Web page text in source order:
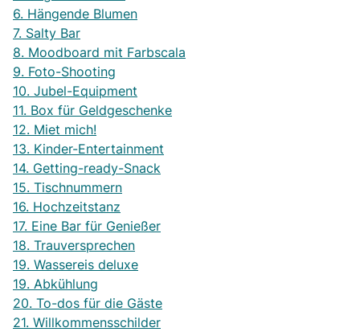
6. Hängende Blumen
7. Salty Bar
8. Moodboard mit Farbscala
9. Foto-Shooting
10. Jubel-Equipment
11. Box für Geldgeschenke
12. Miet mich!
13. Kinder-Entertainment
14. Getting-ready-Snack
15. Tischnummern
16. Hochzeitstanz
17. Eine Bar für Genießer
18. Trauversprechen
19. Wassereis deluxe
19. Abkühlung
20. To-dos für die Gäste
21. Willkommensschilder